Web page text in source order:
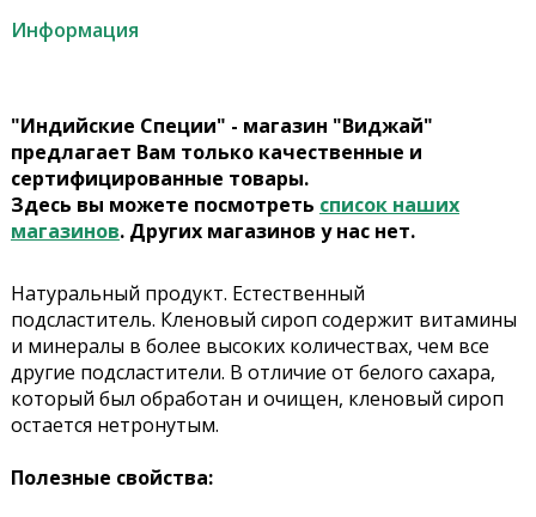
Информация
"Индийские Специи" - магазин "Виджай"
предлагает Вам только качественные и
сертифицированные товары.
Здесь вы можете посмотреть список наших
магазинов. Других магазинов у нас нет.
Натуральный продукт. Естественный
подсластитель. Кленовый сироп содержит витамины
и минералы в более высоких количествах, чем все
другие подсластители. В отличие от белого сахара,
который был обработан и очищен, кленовый сироп
остается нетронутым.
Полезные свойства: